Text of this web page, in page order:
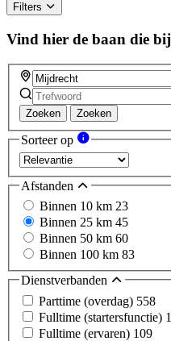
Filters
Vind hier de baan die
Zoeken Zoeken
Sorteer op
Afstanden
Binnen 10 km 23
Binnen 25 km 45
Binnen 50 km 60
Binnen 100 km 83
Dienstverbanden
Parttime (overdag) 558
Fulltime (startersfunctie)
Fulltime (ervaren) 109